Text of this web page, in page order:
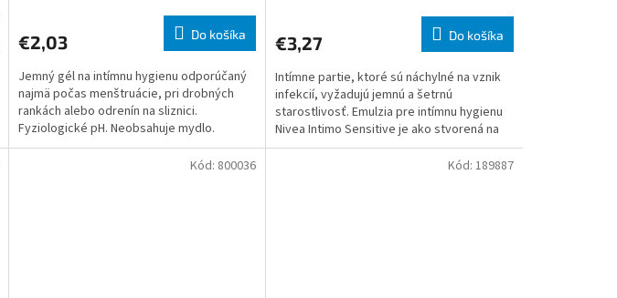
€2,03 Do košíka
Jemný gél na intímnu hygienu odporúčaný
najmä počas menštruácie, pri drobných
rankách alebo odrenín na sliznici.
Fyziologické pH. Neobsahuje mydlo.
€3,27 Do košíka
Intímne partie, ktoré sú náchylné na vznik
infekcií, vyžadujú jemnú a šetrnú
starostlivosť. Emulzia pre intímnu hygienu
Nivea Intimo Sensitive je ako stvorená na
každodenné použiti
Kód: 800036 Kód: 189887